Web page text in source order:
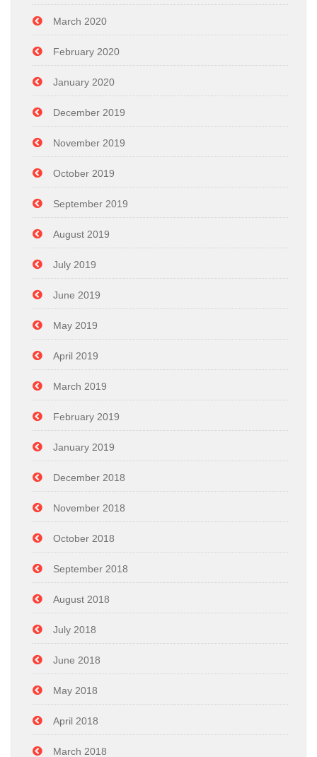
March 2020
February 2020
January 2020
December 2019
November 2019
October 2019
September 2019
August 2019
July 2019
June 2019
May 2019
April 2019
March 2019
February 2019
January 2019
December 2018
November 2018
October 2018
September 2018
August 2018
July 2018
June 2018
May 2018
April 2018
March 2018